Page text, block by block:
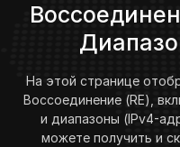
На этой странице
Воссоединение (RE),
и диапазоны (IPv4-
можете получить и